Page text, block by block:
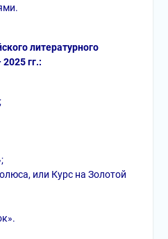
литературного
гг.:
или Курс на Золотой